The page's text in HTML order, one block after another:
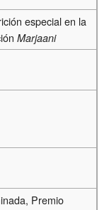
especial en la
Marjaani
Premio